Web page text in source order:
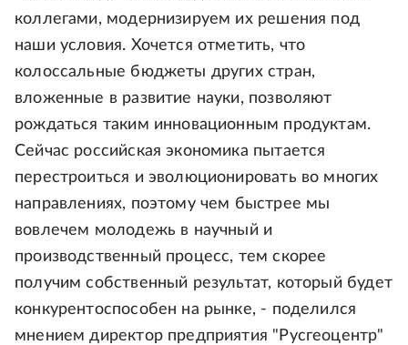
коллегами, модернизируем их решения под
наши условия. Хочется отметить, что
колоссальные бюджеты других стран,
вложенные в развитие науки, позволяют
рождаться таким инновационным продуктам.
Сейчас российская экономика пытается
перестроиться и эволюционировать во многих
направлениях, поэтому чем быстрее мы
вовлечем молодежь в научный и
производственный процесс, тем скорее
получим собственный результат, который будет
конкурентоспособен на рынке, - поделился
мнением директор предприятия "Русгеоцентр"